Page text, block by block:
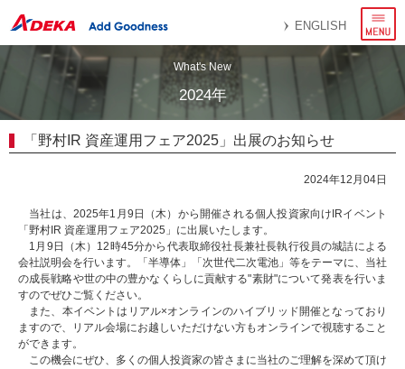
ENGLISH
ニ
ュ
What's New
2024年
「野村IR 資産運用フェア2025」出展のお知らせ
2024年12月04日
当社は、2025年1月9日（木）から開催される個人投資家向けIRイベント
「野村IR 資産運用フェア2025」に出展いたします。
1月9日（木）12時45分から代表取締役社長兼社長執行役員の城詰による
会社説明会を行います。「半導体」「次世代二次電池」等をテーマに、当社
の成長戦略や世の中の豊かなくらしに貢献する"素財"について発表を行いま
すのでぜひご覧ください。
また、本イベントはリアル×オンラインのハイブリッド開催となっており
ますので、リアル会場にお越しいただけない方もオンラインで視聴すること
ができます。
この機会にぜひ、多くの個人投資家の皆さまに当社のご理解を深めて頂け